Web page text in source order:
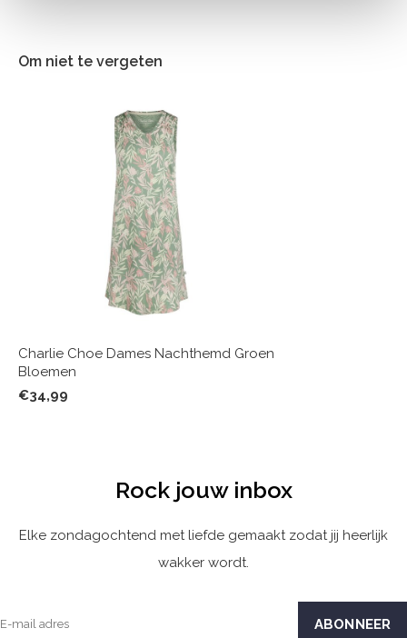
Om niet te vergeten
Charlie Choe Dames Nachthemd Groen
Bloemen
€34,99
Rock jouw inbox
Elke zondagochtend met liefde gemaakt zodat jij heerlijk
wakker wordt.